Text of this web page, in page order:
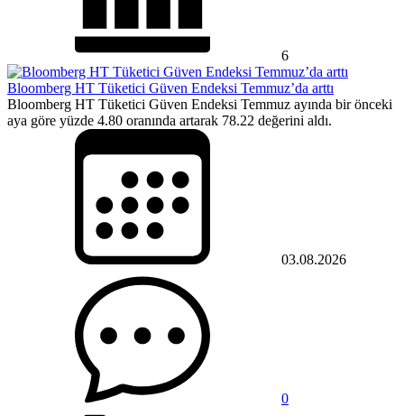
6
Bloomberg HT Tüketici Güven Endeksi Temmuz’da arttı
Bloomberg HT Tüketici Güven Endeksi Temmuz ayında bir önceki
aya göre yüzde 4.80 oranında artarak 78.22 değerini aldı.
03.08.2026
0